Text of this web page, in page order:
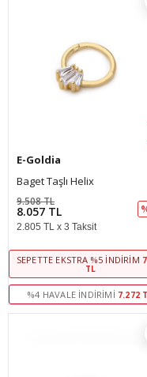
E-Goldia
Baget Taşlı Helix
8.057 TL
9.508 TL
2.805 TL x 3 Taksit
SEPETTE EKSTRA %5 İNDIRIM
TL
%4 HAVALE İNDIRIMI 7.272